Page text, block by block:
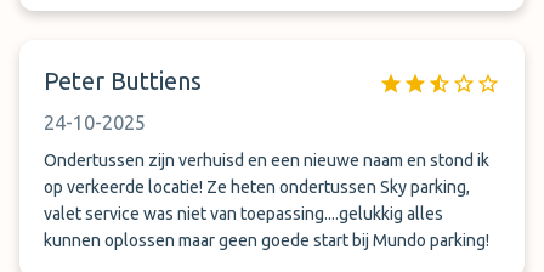
Peter Buttiens
24-10-2025
Ondertussen zijn verhuisd en een nieuwe naam en stond ik
op verkeerde locatie! Ze heten ondertussen Sky parking,
valet service was niet van toepassing....gelukkig alles
kunnen oplossen maar geen goede start bij Mundo parking!